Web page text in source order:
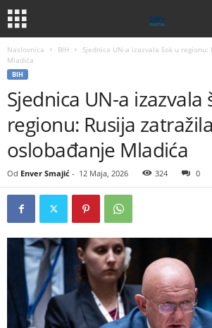
Naslovnica BIH
Sjednica UN-a izazvala šok u
Mladića
BIH
Sjednica UN-a izazvala
regionu: Rusija zatražila
oslobađanje Mladića
Od Enver Smajić - 12 Maja, 2026 324 0